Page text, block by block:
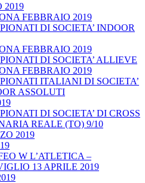
2019
FEBBRAIO 2019
DI SOCIETA’ INDOOR
FEBBRAIO 2019
DI SOCIETA’ ALLIEVE
FEBBRAIO 2019
ITALIANI DI SOCIETA’
ASSOLUTI
DI SOCIETA’ DI CROSS
REALE (TO) 9/10
2019
W L’ATLETICA –
13 APRILE 2019